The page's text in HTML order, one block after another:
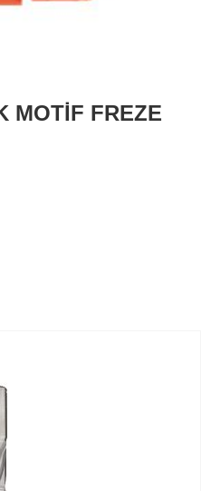
MOTİF FREZE